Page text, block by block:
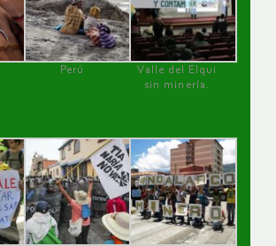
Perú
Valle del Elqui
sin minería.